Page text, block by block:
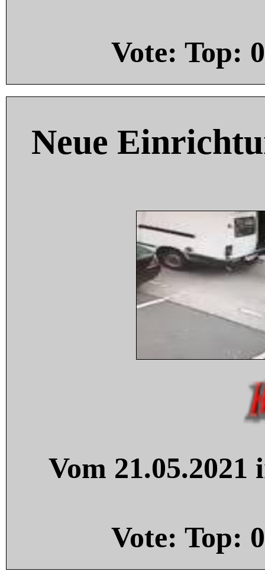
Vote: Top: 0
Neue
Vom
Vote: Top: 0